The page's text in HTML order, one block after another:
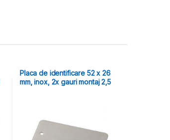
Placa de identificare 52 x 26
mm, inox, 2x gauri montaj 2,5